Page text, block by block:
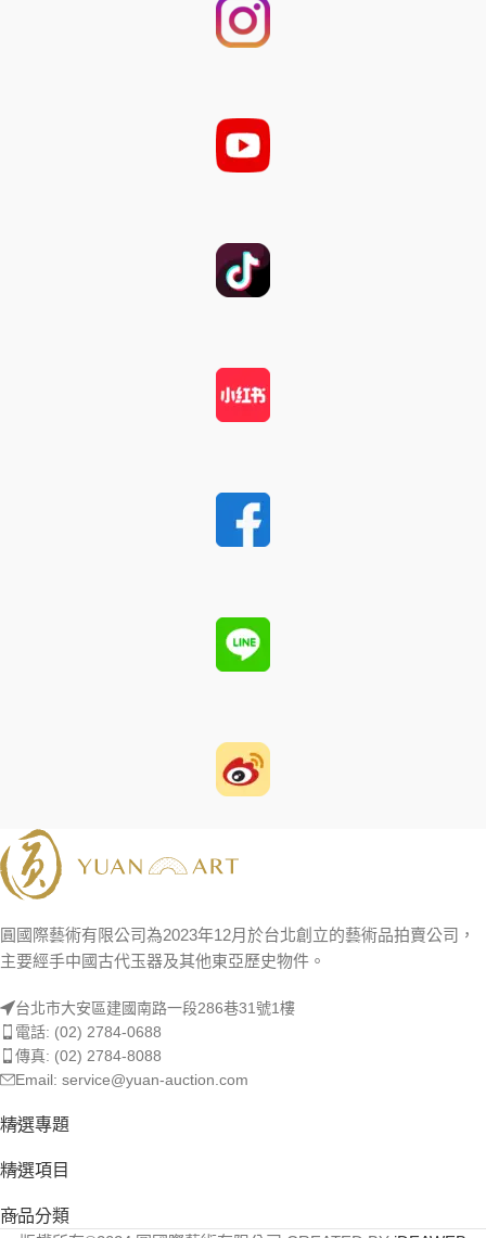
圓國際藝術有限公司為2023年12月於台北創立的藝術品拍賣公司，
主要經手中國古代玉器及其他東亞歷史物件。
台北市大安區建國南路一段286巷31號1樓
電話: (02) 2784-0688
傳真: (02) 2784-8088
Email: service@yuan-auction.com
精選專題
精選項目
商品分類